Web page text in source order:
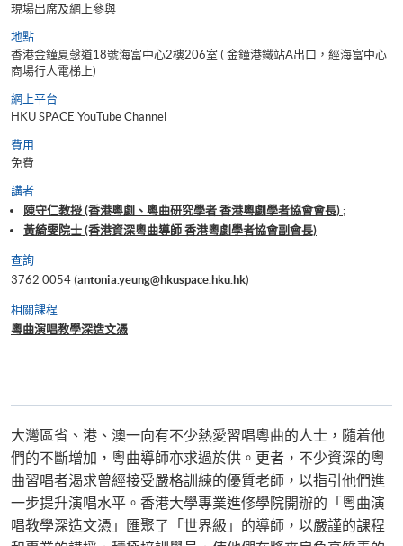
現場出席及網上參與
地點
香港金鐘夏愨道18號海富中心2樓206室 ( 金鐘港鐵站A出口，經海富中心
商場行人電梯上)
網上平台
HKU SPACE YouTube Channel
費用
免費
講者
陳守仁教授 (香港粵劇、粵曲研究學者 香港粵劇學者協會會長) ;
黃綺雯院士 (香港資深粵曲導師 香港粵劇學者協會副會長)
查詢
3762 0054 (antonia.yeung@hkuspace.hku.hk)
相關課程
粵曲演唱教學深造文憑
大灣區省、港、澳一向有不少熱愛習唱粵曲的人士，隨着他
們的不斷增加，粵曲導師亦求過於供。更者，不少資深的粵
曲習唱者渴求曾經接受嚴格訓練的優質老師，以指引他們進
一步提升演唱水平。香港大學專業進修學院開辦的「粵曲演
唱教學深造文憑」匯聚了「世界級」的導師，以嚴謹的課程